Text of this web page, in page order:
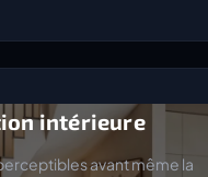
intérieure
avant même la